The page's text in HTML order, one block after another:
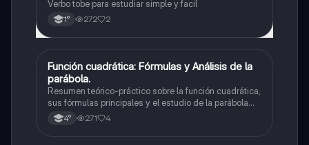
Verbo tobe para estudiar simple y facil
1° 272 2
Matemáticas
Función cuadrática: Fórmulas y Análisis de la
parábola.
Resumen teórico-práctico sobre la función cuadrática,
sus fórmulas principales y el estudio de la parábola
como representación gráfica.Incluye desarrollo de la
forma general, cálculo de raíces, vértice y elementos
4° 271 4